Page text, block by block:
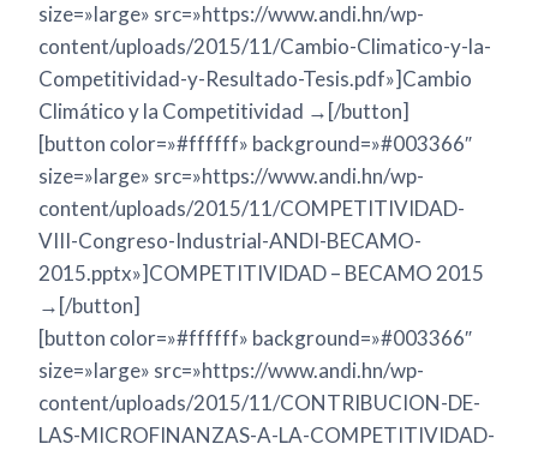
size=»large» src=»https://www.andi.hn/wp-
content/uploads/2015/11/Cambio-Climatico-y-la-
Competitividad-y-Resultado-Tesis.pdf»]Cambio
Climático y la Competitividad →[/button]
[button color=»#ffffff» background=»#003366″
size=»large» src=»https://www.andi.hn/wp-
content/uploads/2015/11/COMPETITIVIDAD-
VIII-Congreso-Industrial-ANDI-BECAMO-
2015.pptx»]COMPETITIVIDAD – BECAMO 2015
→[/button]
[button color=»#ffffff» background=»#003366″
size=»large» src=»https://www.andi.hn/wp-
content/uploads/2015/11/CONTRIBUCION-DE-
LAS-MICROFINANZAS-A-LA-COMPETITIVIDAD-